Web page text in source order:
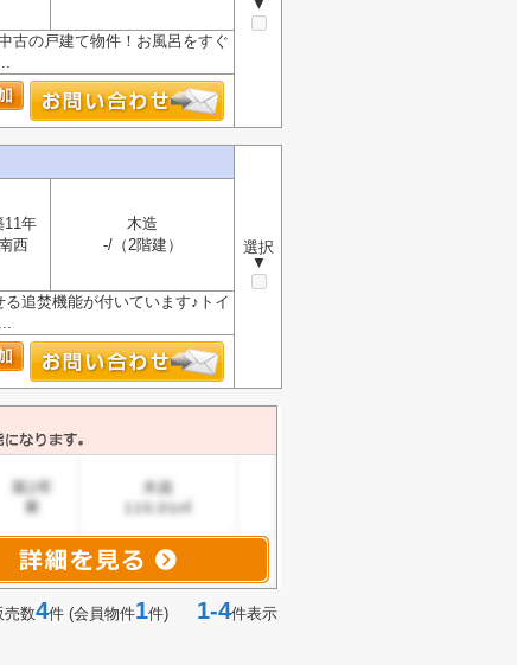
▼
古の戸建て物件！お風呂をすぐ
選択
▼
11年
西
木造
-/（2階建）
追焚機能が付いています♪トイ
数4件 (会員物件1件) 1-4件表示